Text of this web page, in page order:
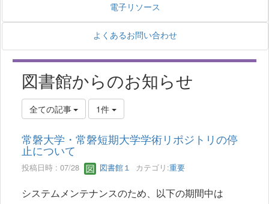
電子リソース
よくあるお問い合わせ
図書館からのお知らせ
全ての記事 1件
常磐大学・常磐短期大学学術リポジトリの停
止について
投稿日時 : 07/28 図書館１ カテゴリ:重要
システムメンテナンスのため、以下の期間中は